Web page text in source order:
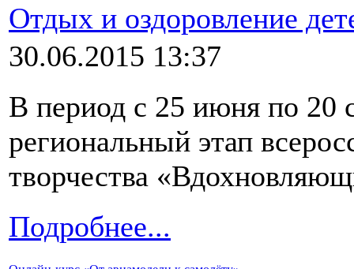
Отдых и оздоровление
30.06.2015 13:37
В период с 25 июня по 20
региональный этап
творчества
Подробнее...